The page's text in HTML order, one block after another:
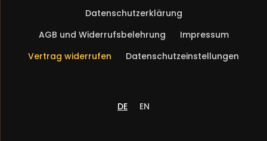
Navigation
Datenschutzerklärung
AGB und Widerrufsbelehrung
Impressum
Vertrag widerrufen
Datenschutzeinstellungen
DE EN